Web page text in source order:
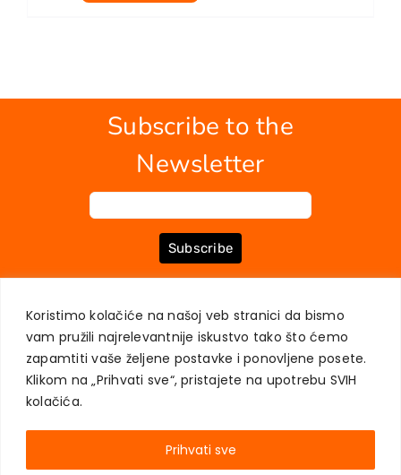
Koristimo kolačiće na našoj veb stranici da bismo
vam pružili najrelevantnije iskustvo tako što ćemo
zapamtiti vaše željene postavke i ponovljene posete.
Klikom na „Prihvati sve“, pristajete na upotrebu SVIH
kolačića.
Prihvati sve
Subscribe to the
Newsletter
Subscribe
USER PRIVACY PROTECTION
AKADEMSKA KNJIGA © 2023